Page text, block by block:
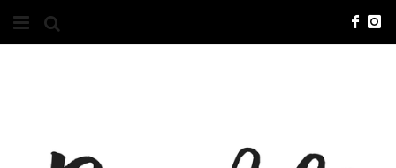
O NAS